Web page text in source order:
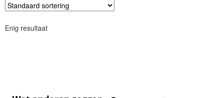
Enig resultaat